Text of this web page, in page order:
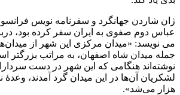
ژان شاردن جهانگرد و سفرنامه نویس
عباس دوم صفوی به ایران سفر کرده بود،
می نویسد: «میدان مرکزی این شهر از
جمله میدان شاه اصفهان، به مراتب بزرگتر
نوشته‌اند هنگامی که این شهر در دست
لشکریان آن‌ها در این میدان گرد آمدند، وعدۀ
هزار می‌شد».